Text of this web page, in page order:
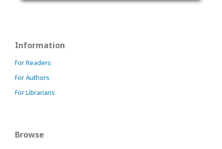
Information
For Readers
For Authors
For Librarians
Browse